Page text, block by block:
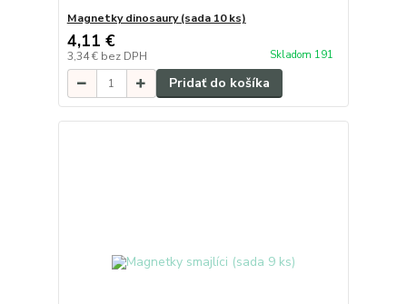
Magnetky dinosaury (sada 10 ks)
4,11 €
3,34 € bez DPH Skladom 191
Pridať do košíka